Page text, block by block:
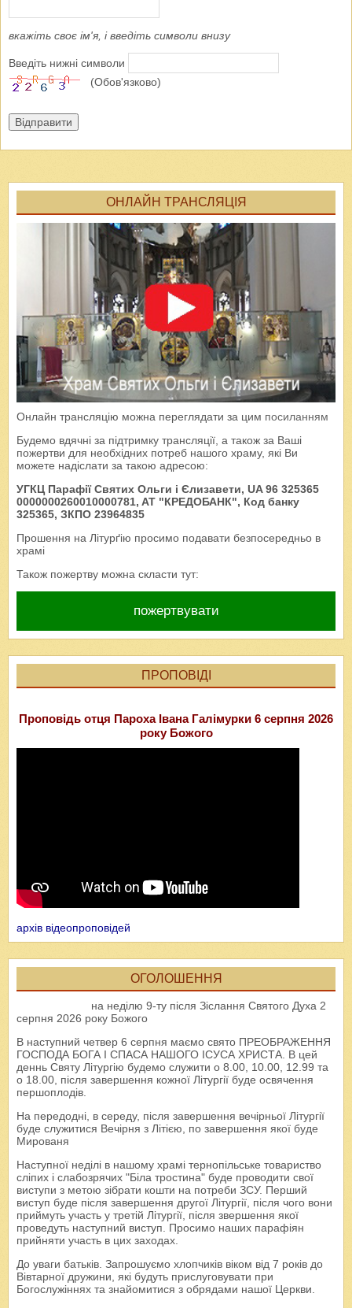
вкажіть своє ім'я, і введіть символи внизу
Введіть нижні символи
(Обов'язково)
Відправити
ОНЛАЙН ТРАНСЛЯЦІЯ
Онлайн трансляцію можна переглядати за цим посиланням
Будемо вдячні за підтримку трансляції, а також за Ваші
пожертви для необхідних потреб нашого храму, які Ви
можете надіслати за такою адресою:
УГКЦ Парафії Святих Ольги і Єлизавети, UA 96 325365
0000000260010000781, AT "КРЕДОБАНК", Код банку
325365, ЗКПО 23964835
Прошення на Літурґію просимо подавати безпосередньо в
храмі
Також пожертву можна скласти тут:
пожертвувати
ПРОПОВІДІ
Проповідь отця Пароха Івана Галімурки 6 серпня 2026
року Божого
архів відеопроповідей
ОГОЛОШЕННЯ
на неділю 9-ту після Зіслання Святого Духа 2
серпня 2026 року Божого
В наступний четвер 6 серпня маємо свято ПРЕОБРАЖЕННЯ
ГОСПОДА БОГА І СПАСА НАШОГО ІСУСА ХРИСТА. В цей
деннь Святу Літургію будемо служити о 8.00, 10.00, 12.99 та
о 18.00, після завершення кожної Літургії буде освячення
першоплодів.
На передодні, в середу, після завершення вечірньої Літургії
буде служитися Вечірня з Літією, по завершення якої буде
Мированя
Наступної неділі в нашому храмі тернопільське товариство
сліпих і слабозрячих "Біла тростина" буде проводити свої
виступи з метою зібрати кошти на потреби ЗСУ. Перший
виступ буде після завершення другої Літургії, після чого вони
приймуть участь у третій Літургії, після звершення якої
проведуть наступний виступ. Просимо наших парафіян
прийняти участь в цих заходах.
До уваги батьків. Запрошуємо хлопчиків віком від 7 років до
Вівтарної дружини, які будуть прислуговувати при
Богослужіннях та знайомитися з обрядами нашої Церкви.